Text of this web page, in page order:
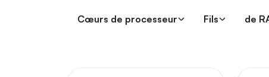
Cœurs de processeur Fils de